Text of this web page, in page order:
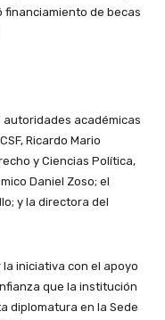
financiamiento de becas
autoridades académicas
Ricardo Mario
y Ciencias Política,
Daniel Zoso; el
y la directora del
iniciativa con el apoyo
que la institución
diplomatura en la Sede